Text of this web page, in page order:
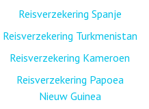
Reisverzekering Spanje
Reisverzekering Turkmenistan
Reisverzekering Kameroen
Reisverzekering Papoea
Nieuw Guinea